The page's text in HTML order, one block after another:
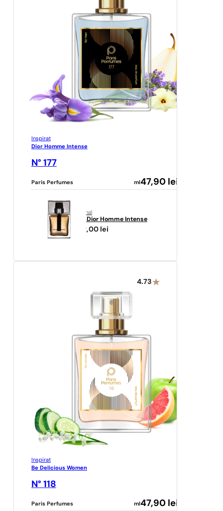
Inspirat
Dior Homme Intense
N° 177
Paris Perfumes ml 47,90 lei
original
Dior Homme Intense
592,00 lei
4.73
Inspirat
Be Delicious Women
N° 118
Paris Perfumes ml 47,90 lei